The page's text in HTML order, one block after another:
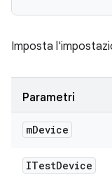
Imposta
Parametri
mDevice
ITestDevice